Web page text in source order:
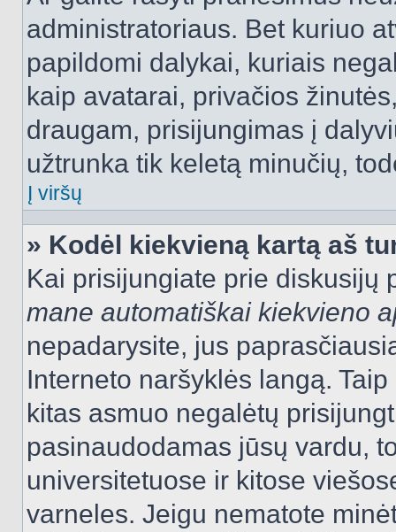
administratoriaus. Bet kuriuo
papildomi dalykai, kuriais
kaip avatarai, privačios
draugam, prisijungimas į
užtrunka tik keletą minučių,
Į viršų
» Kodėl kiekvieną kartą aš
Kai prisijungiate prie diskusijų
mane automatiškai kiekvieno
nepadarysite, jus
Interneto naršyklės langą.
kitas asmuo negalėtų
pasinaudodamas jūsų vardu,
universitetuose ir kitose
varneles. Jeigu nematote